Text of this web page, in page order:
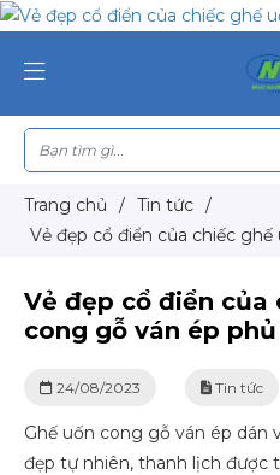
Trang chủ / Tin tức /
Vẻ đẹp cổ điển của chiếc
Vẻ đẹp cổ điển của
cong gỗ ván ép
24/08/2023 Tin tức
Ghế uốn cong gỗ ván ép dán
đẹp tự nhiên, thanh lịch được